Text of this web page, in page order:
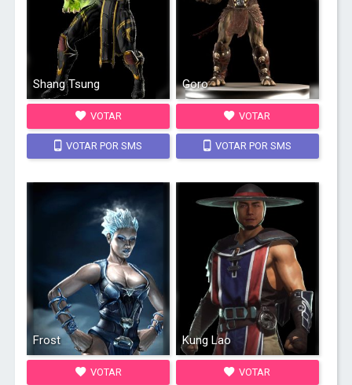
Shang Tsung
VOTAR
VOTAR POR SMS
Goro
VOTAR
VOTAR POR SMS
Frost
VOTAR
Kung Lao
VOTAR